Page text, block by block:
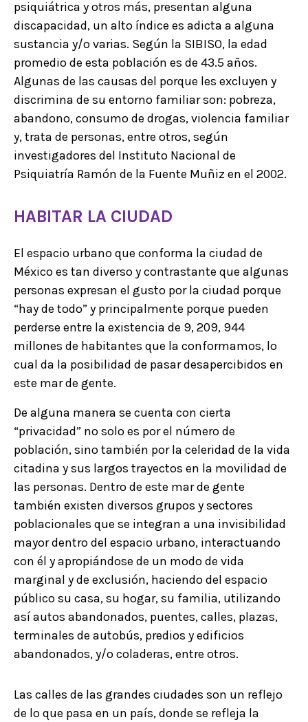
psiquiátrica y otros más, presentan alguna
discapacidad, un alto índice es adicta a alguna
sustancia y/o varias. Según la SIBISO, la edad
promedio de esta población es de 43.5 años.
Algunas de las causas del porque les excluyen y
discrimina de su entorno familiar son: pobreza,
abandono, consumo de drogas, violencia familiar
y, trata de personas, entre otros, según
investigadores del Instituto Nacional de
Psiquiatría Ramón de la Fuente Muñiz en el 2002.
HABITAR LA CIUDAD
El espacio urbano que conforma la ciudad de
México es tan diverso y contrastante que algunas
personas expresan el gusto por la ciudad porque
“hay de todo” y principalmente porque pueden
perderse entre la existencia de 9, 209, 944
millones de habitantes que la conformamos, lo
cual da la posibilidad de pasar desapercibidos en
este mar de gente.
De alguna manera se cuenta con cierta
“privacidad” no solo es por el número de
población, sino también por la celeridad de la vida
citadina y sus largos trayectos en la movilidad de
las personas. Dentro de este mar de gente
también existen diversos grupos y sectores
poblacionales que se integran a una invisibilidad
mayor dentro del espacio urbano, interactuando
con él y apropiándose de un modo de vida
marginal y de exclusión, haciendo del espacio
público su casa, su hogar, su familia, utilizando
así autos abandonados, puentes, calles, plazas,
terminales de autobús, predios y edificios
abandonados, y/o coladeras, entre otros.
Las calles de las grandes ciudades son un reflejo
de lo que pasa en un país, donde se refleja la